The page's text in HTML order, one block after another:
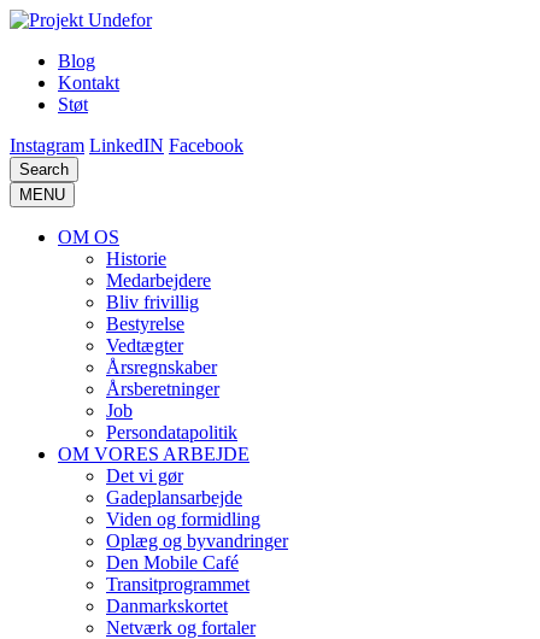
Blog
Kontakt
Støt
Instagram LinkedIN Facebook
Search
MENU
OM OS
Historie
Medarbejdere
Bliv frivillig
Bestyrelse
Vedtægter
Årsregnskaber
Årsberetninger
Job
Persondatapolitik
OM VORES ARBEJDE
Det vi gør
Gadeplansarbejde
Viden og formidling
Oplæg og byvandringer
Den Mobile Café
Transitprogrammet
Danmarkskortet
Netværk og fortaler